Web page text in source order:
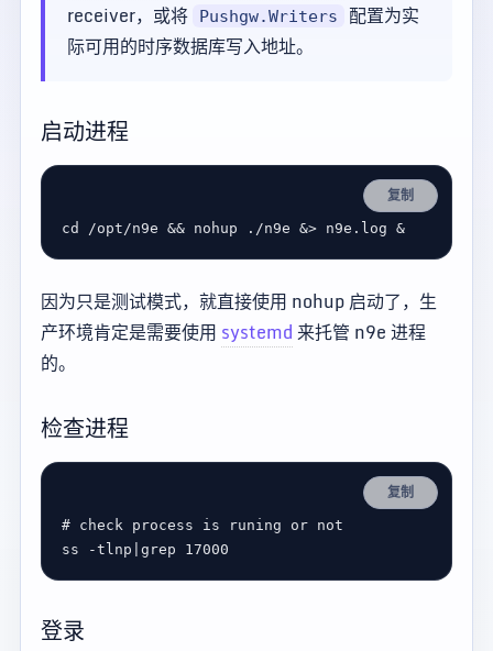
receiver，或将
Pushgw.Writers
配置为实
际可用的时序数据库写入地址。
启动进程
复制
cd /opt/n9e &&
因为只是测试模式，就直接使用 nohup 启动了，生
产环境肯定是需要使用 systemd来托管 n9e 进程
的。
检查进程
复制
# check process is runing or not
ss -tlnp|grep 17000
登录